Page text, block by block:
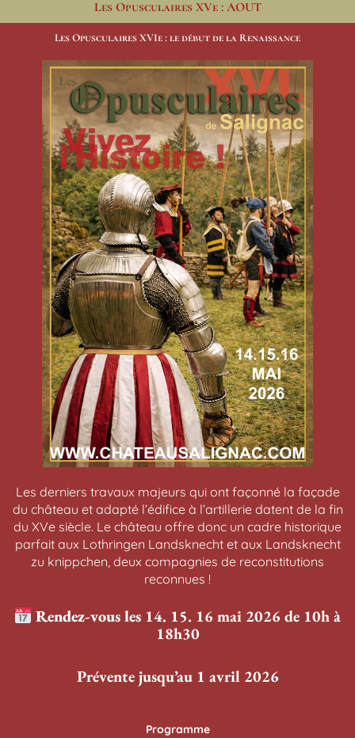
Les Opusculaires XVe : AOUT
Les Opusculaires XVIe : le début de la Renaissance
Les derniers travaux majeurs qui ont façonné la façade
du château et adapté l’édifice à l’artillerie datent de la fin
du XVe siècle. Le château offre donc un cadre historique
parfait aux Lothringen Landsknecht et aux Landsknecht
zu knippchen, deux compagnies de reconstitutions
reconnues !
Rendez-vous les 14. 15. 16 mai 2026de 10h à
18h30
Prévente jusqu’au 1 avril 2026
Programme